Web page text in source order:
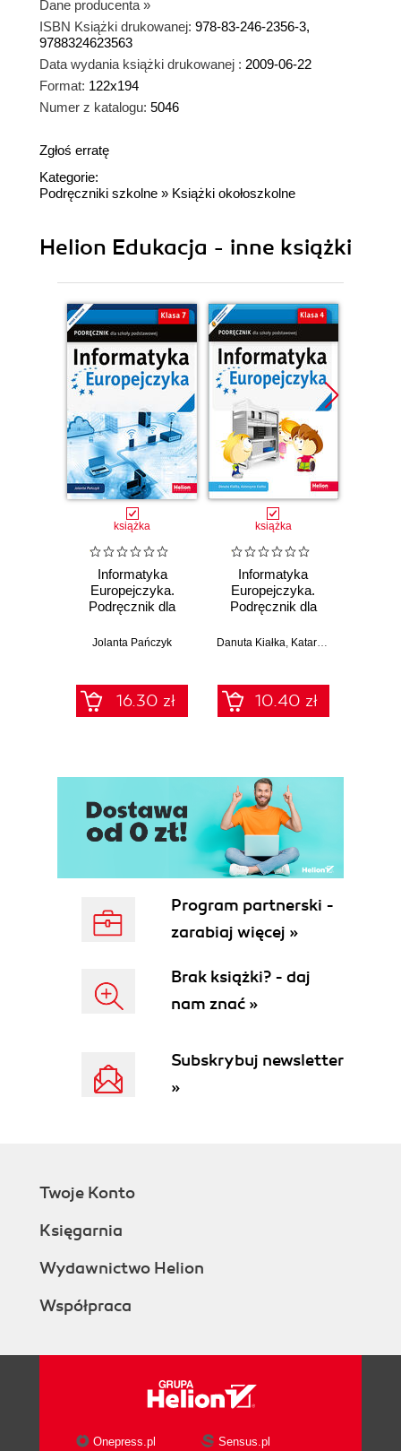
Dane producenta »
ISBN Książki drukowanej: 978-83-246-2356-3,
9788324623563
Data wydania książki drukowanej : 2009-06-22
Format: 122x194
Numer z katalogu: 5046
Zgłoś erratę
Kategorie:
Podręczniki szkolne » Książki okołoszkolne
Helion Edukacja - inne książki
książka
Informatyka
Europejczyka.
Podręcznik dla
podstawowej.
Jolanta Pańczyk
16.30 zł
książka
Informatyka
Europejczyka.
Podręcznik dla
podstawowej.
Danuta Kiałka Katarzyna Kiałka
10.40 zł
Program partnerski -
zarabiaj więcej »
Brak książki? - daj
nam znać »
Subskrybuj newsletter
»
Twoje Konto
Księgarnia
Wydawnictwo Helion
Współpraca
Onepress.pl Sensus.pl